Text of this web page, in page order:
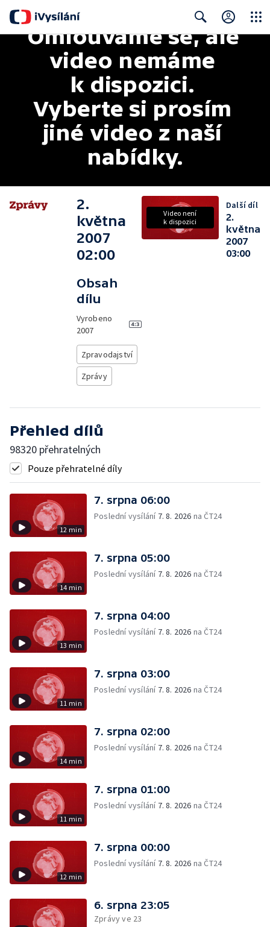
Search
Omlouváme se, ale
video nemáme
k dispozici.
Vyberte si prosím
jiné video z naší
nabídky.
2.
května
2007
02:00
Obsah
dílu
Vyrobeno
2007
Zpravodajství
Zprávy
Video není
k dispozici
Další díl
2.
května
2007
03:00
Přehled dílů
98320 přehratelných
Pouze přehratelné díly
12 min
7. srpna 06:00
Poslední vysílání 7. 8. 2026 na ČT24
14 min
7. srpna 05:00
Poslední vysílání 7. 8. 2026 na ČT24
13 min
7. srpna 04:00
Poslední vysílání 7. 8. 2026 na ČT24
11 min
7. srpna 03:00
Poslední vysílání 7. 8. 2026 na ČT24
14 min
7. srpna 02:00
Poslední vysílání 7. 8. 2026 na ČT24
11 min
7. srpna 01:00
Poslední vysílání 7. 8. 2026 na ČT24
12 min
7. srpna 00:00
Poslední vysílání 7. 8. 2026 na ČT24
6. srpna 23:05
Zprávy ve 23